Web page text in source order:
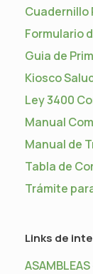
Cuadernillo
Formulario
Guia de
Kiosco
Ley 3400
Manual
Manual de
Tabla de
Trámite
Links de
ASAMBLEAS